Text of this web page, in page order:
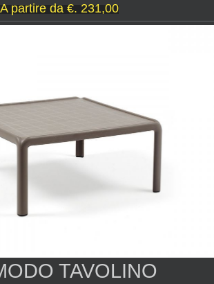
A partire da €. 231,00
TAVOLINO